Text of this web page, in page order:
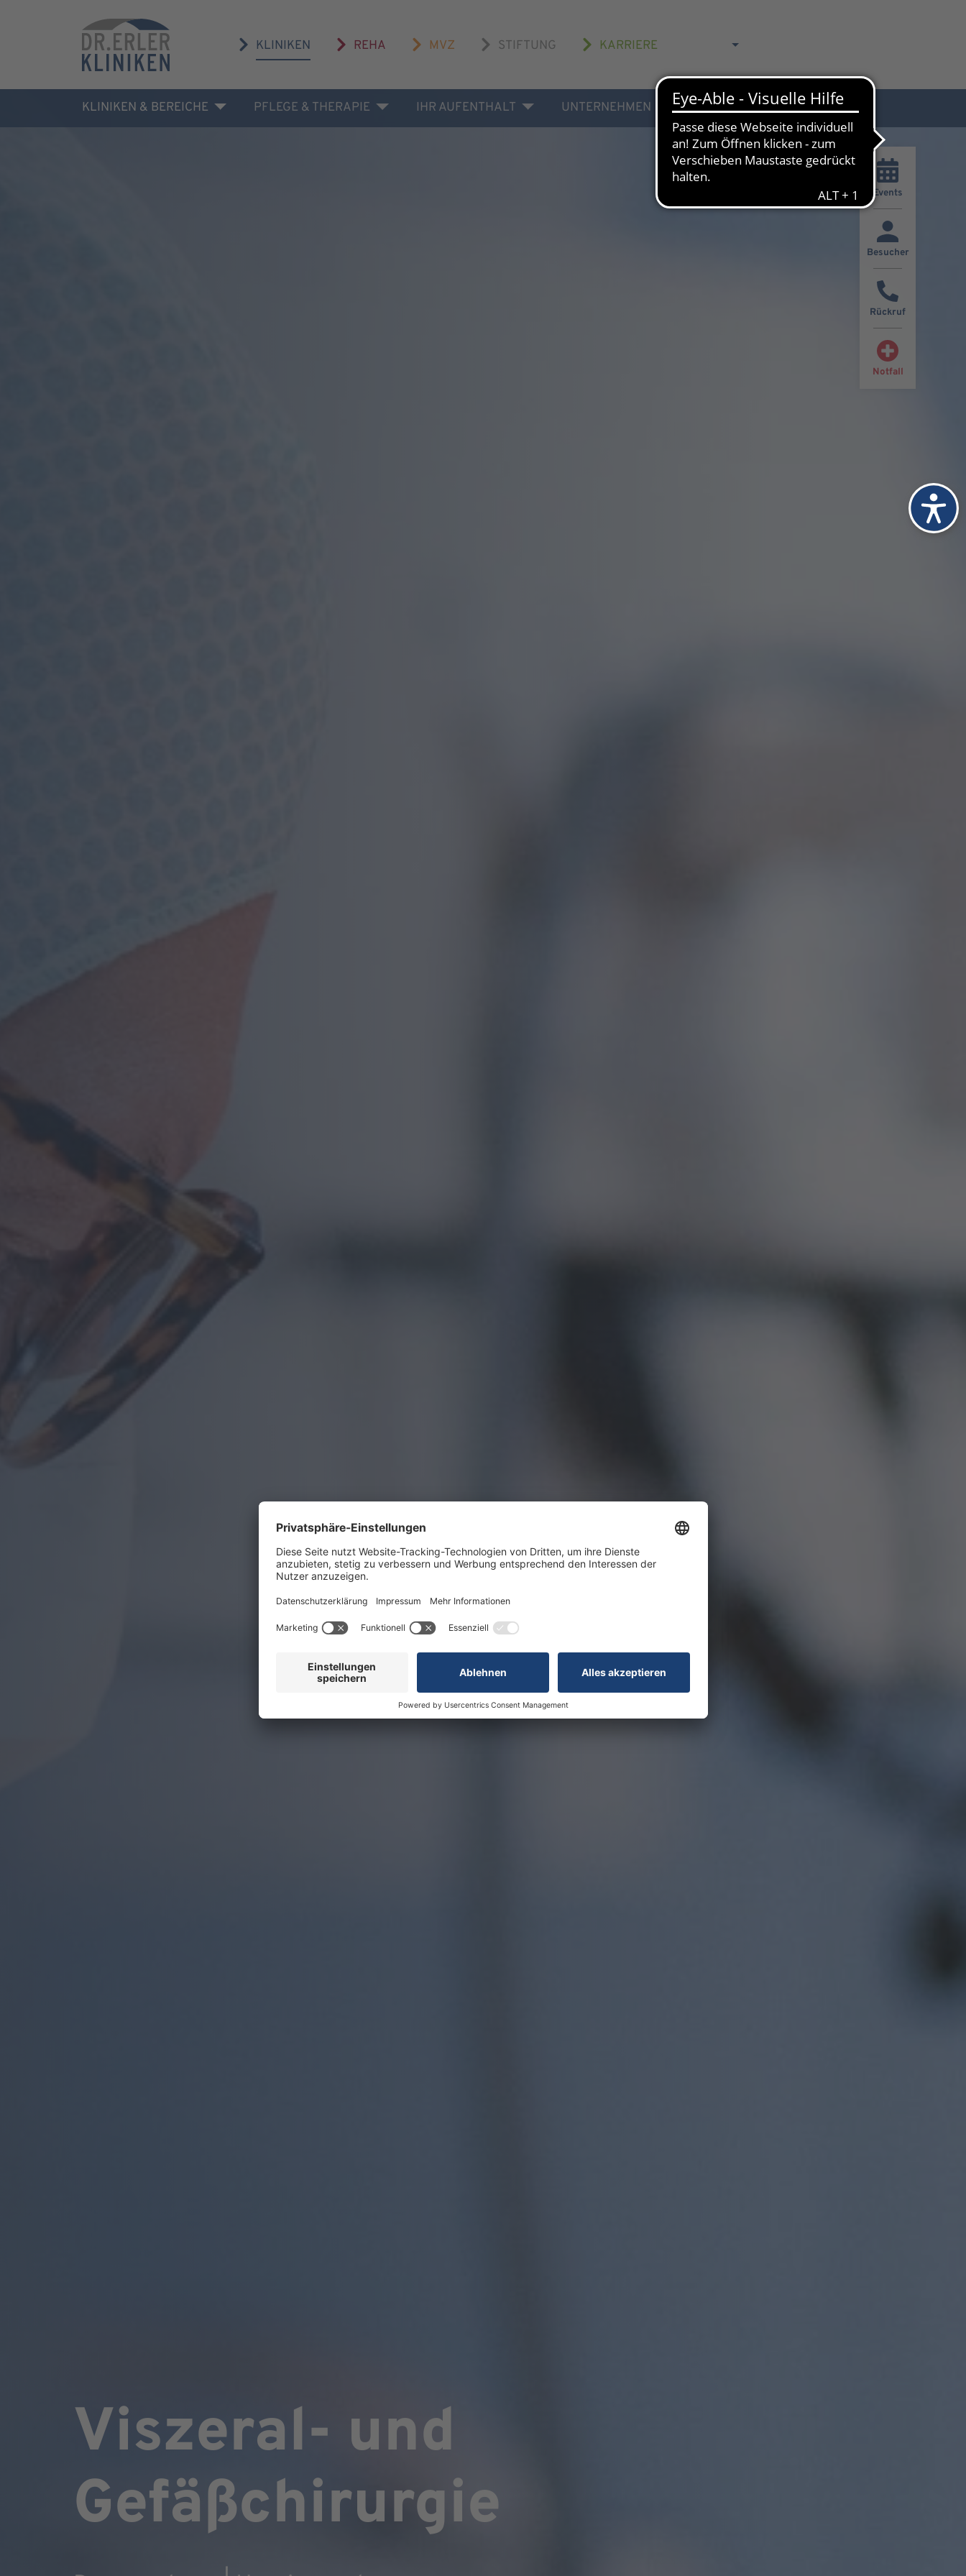
KLINIKEN REHA MVZ STIFTUNG KARRIERE
KLINIKEN & BEREICHE PFLEGE & THERAPIE IHR AUFENTHALT UNTERNEHMEN AKTUELLES & KONTAKT
Events
Besucher
Rückruf
Notfall
Viszeral- und
Gefäßchirurgie